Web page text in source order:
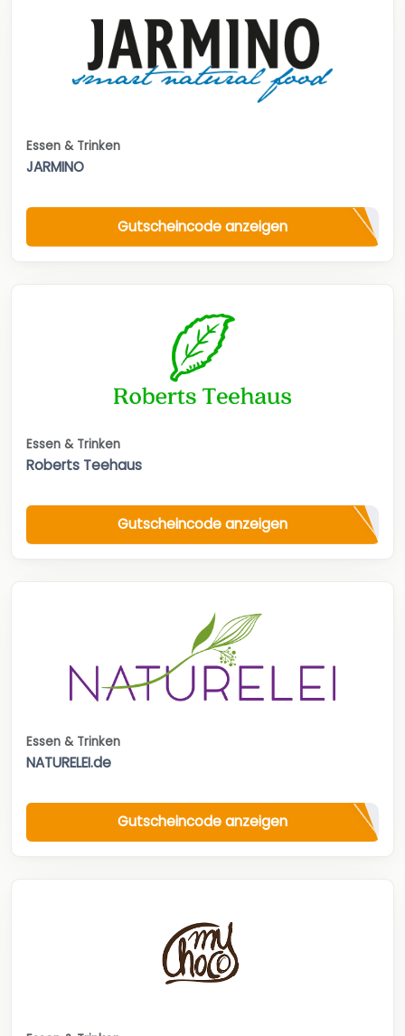
Essen & Trinken
JARMINO
Gutscheincode anzeigen
Essen & Trinken
Roberts Teehaus
Gutscheincode anzeigen
Essen & Trinken
NATURELEI.de
Gutscheincode anzeigen